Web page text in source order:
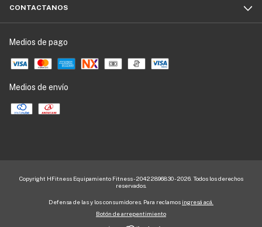
CONTACTANOS
Medios de pago
Medios de envío
Copyright HFitness Equipamiento Fitness - 20422896830 - 2026. Todos los derechos
reservados.
Defensa de las y los consumidores. Para reclamos ingresá acá.
Botón de arrepentimiento